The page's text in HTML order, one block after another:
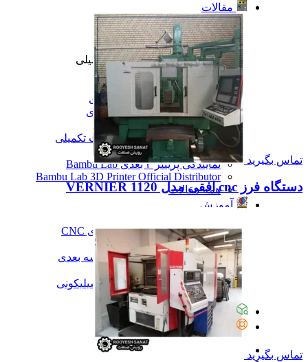
مقالات
مقالات
مقایسه دستگاه های صنعتی
آموزش و اطلاعات تکمیلی
آموزش و اطلاعات تکمیلی
آموزش فرزکاری
آموزش تراشکاری
آموزش پرینتر سه بعدی
آموزش اسکنر سه بعدی
آموزش CNC
همه آموزش و اطلاعات تکمیلی
اخبار
نمایندگی پرینتر ۳ بعدی Bambu Lab
Bambu Lab 3D Printer Official Distributor
همه مقالات
آموزش
آموزش نرم‌افزار G-code برای CNC
آموزش نرم‌افزار سالیدورک
آموزش جامع ساخت پرینتر سه بعدی
آموزش تراشکاری
آموزش کامل ساخت قالب سیلیکونی
همه آموزش
پیگیری سفارشات
تماس با ما
تماس بگیرید
دستگاه فرز cnc افقی مدل VERNIER 1120
تماس بگیرید